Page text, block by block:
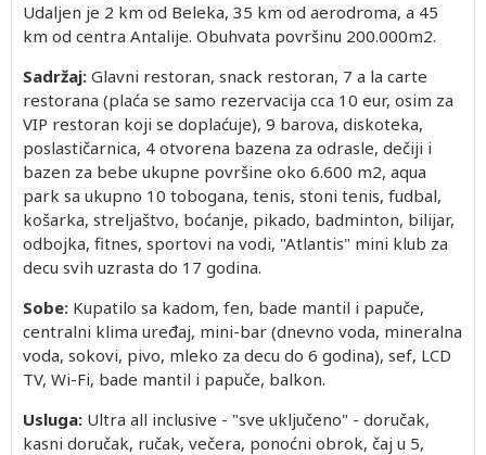
Udaljen je 2 km od Beleka, 35 km od aerodroma, a 45
km od centra Antalije. Obuhvata površinu 200.000m2.
Sadržaj: Glavni restoran, snack restoran, 7 a la carte
restorana (plaća se samo rezervacija cca 10 eur, osim za
VIP restoran koji se doplaćuje), 9 barova, diskoteka,
poslastičarnica, 4 otvorena bazena za odrasle, dečiji i
bazen za bebe ukupne površine oko 6.600 m2, aqua
park sa ukupno 10 tobogana, tenis, stoni tenis, fudbal,
košarka, streljaštvo, boćanje, pikado, badminton, bilijar,
odbojka, fitnes, sportovi na vodi, "Atlantis" mini klub za
decu svih uzrasta do 17 godina.
Sobe: Kupatilo sa kadom, fen, bade mantil i papuče,
centralni klima uređaj, mini-bar (dnevno voda, mineralna
voda, sokovi, pivo, mleko za decu do 6 godina), sef, LCD
TV, Wi-Fi, bade mantil i papuče, balkon.
Usluga: Ultra all inclusive - "sve uključeno" - doručak,
kasni doručak, ručak, večera, ponoćni obrok, čaj u 5,